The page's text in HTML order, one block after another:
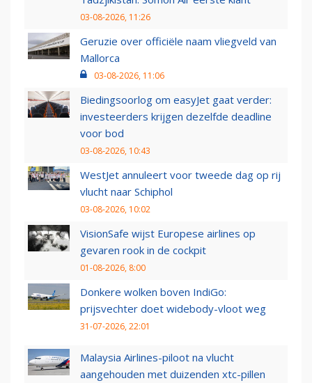
03-08-2026, 11:26
Geruzie over officiële naam vliegveld van
Mallorca
03-08-2026, 11:06
Biedingsoorlog om easyJet gaat verder:
investeerders krijgen dezelfde deadline
voor bod
03-08-2026, 10:43
WestJet annuleert voor tweede dag op rij
vlucht naar Schiphol
03-08-2026, 10:02
VisionSafe wijst Europese airlines op
gevaren rook in de cockpit
01-08-2026, 8:00
Donkere wolken boven IndiGo:
prijsvechter doet widebody-vloot weg
31-07-2026, 22:01
Malaysia Airlines-piloot na vlucht
aangehouden met duizenden xtc-pillen